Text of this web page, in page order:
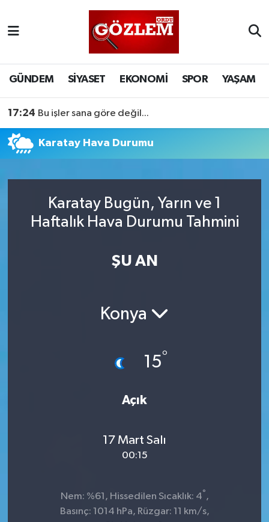
GÜNDEM SİYASET EKONOMİ SPOR YAŞAM
17:24 Bu işler sana göre değil...
Karatay Hava Durumu
Karatay Bugün, Yarın ve 1
Haftalık Hava Durumu Tahmini
ŞU AN
Konya
15°
Açık
17 Mart Salı
00:15
Nem: %61, Hissedilen Sıcaklık: 4° ,
Basınç: 1014 hPa, Rüzgar: 11 km/s,
SİYASET
EKONOMİ
SPOR
EĞİTİM
Ordu Nöbetçi Eczaneler
Ordu Hava Durumu
Ordu Namaz Vakitleri
Ordu Trafik Yoğunluk Haritası
Tüm Manşetler
Son Dakika Haberleri